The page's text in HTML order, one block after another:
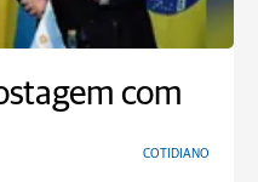
com
COTIDIANO